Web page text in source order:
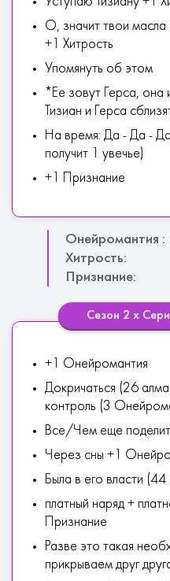
О, значит твои
+1 Хитрость
Упомянуть об этом
*Ее зовут Герса,
Тизиан и Герса
На время: Да - Да -
получит 1 увечье)
+1 Признание
Онейромантия :
Хитрость:
Признание:
Сезон 2 х
+1 Онейромантия
Докричаться (26
контроль (3
Все/Чем еще
Через сны +1
Была в его власти
платный наряд +
Признание
Разве это такая
прикрываем друг